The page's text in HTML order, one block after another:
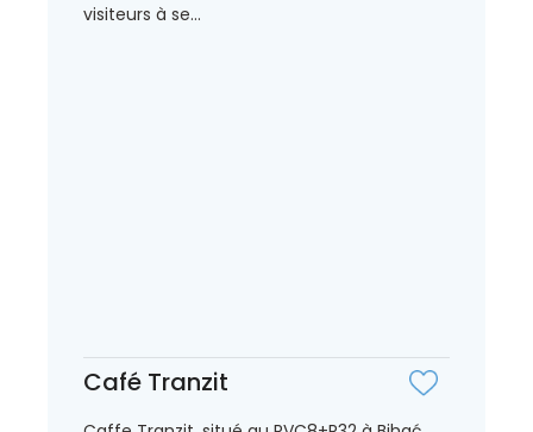
visiteurs à se...
Café Tranzit